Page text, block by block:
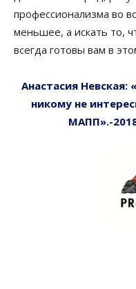
профессионализма во
меньшее, а искать то,
всегда готовы вам в
Анастасия
никому не
МАПП».-